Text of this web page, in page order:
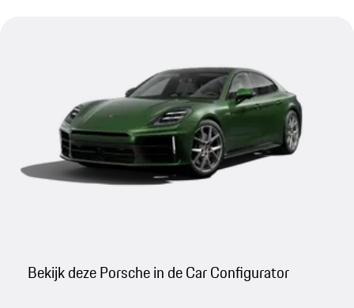
Bekijk deze Porsche in de Car Configurator